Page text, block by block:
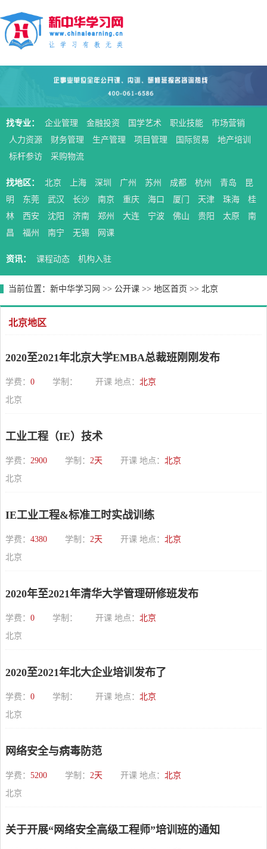
找专业： 企业管理 金融投资 国学艺术 职业技能
市场营销
人力资源
财务管理 生产管理 项目管理 国际贸易
地产培训
标杆参访
采购物流
找地区： 北京 上海 深圳 广州 苏州 成都 杭州 青岛
昆
明
东莞 武汉 长沙 南京 重庆 海口 厦门 天津 珠海
桂
林
西安 沈阳 济南 郑州 大连 宁波 佛山 贵阳 太原
南
昌
福州 南宁 无锡 网课
资讯： 课程动态 机构入驻
当前位置： 新中华学习网 >> 公开课 >> 地区首页 >> 北京
北京地区
2020至2021年北京大学EMBA总裁班刚刚发布
学费： 0 学制： 开课 地点： 北京
北京
工业工程（IE）技术
学费： 2900 学制： 2天 开课 地点： 北京
北京
IE工业工程&标准工时实战训练
学费： 4380 学制： 2天 开课 地点： 北京
北京
2020年至2021年清华大学管理研修班发布
学费： 0 学制： 开课 地点： 北京
北京
2020至2021年北大企业培训发布了
学费： 0 学制： 开课 地点： 北京
北京
网络安全与病毒防范
学费： 5200 学制： 2天 开课 地点： 北京
北京
关于开展“网络安全高级工程师”培训班的通知